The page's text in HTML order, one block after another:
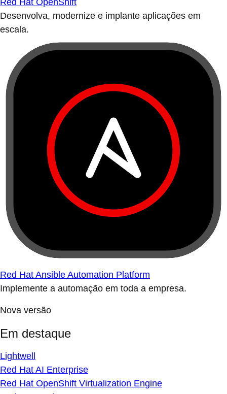
Red Hat OpenShift
Desenvolva, modernize e implante aplicações em
escala.
Red Hat Ansible Automation Platform
Implemente a automação em toda a empresa.
Nova versão
Em destaque
Lightwell
Red Hat AI Enterprise
Red Hat OpenShift Virtualization Engine